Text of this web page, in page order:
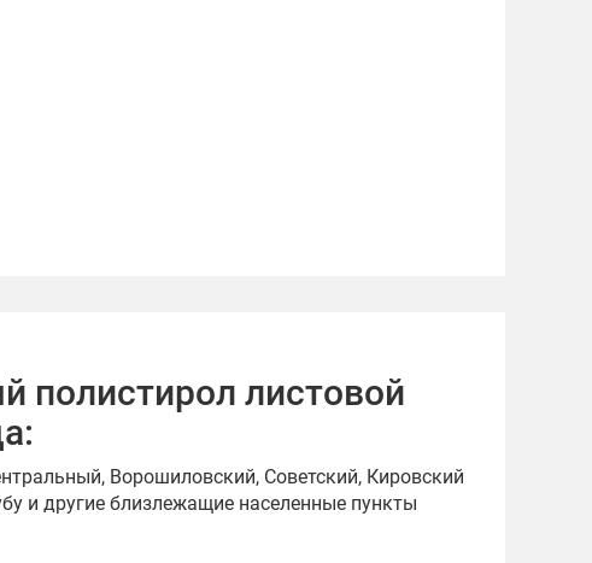
полистирол листовой
Ворошиловский, Советский, Кировский
и другие близлежащие населенные пункты